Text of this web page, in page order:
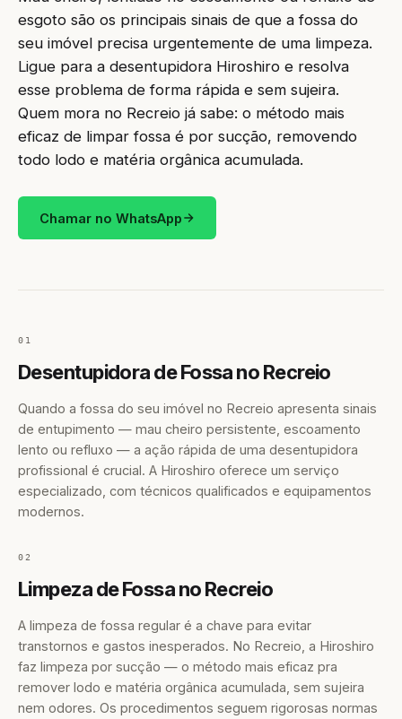
esgoto são os principais sinais de que a fossa do
seu imóvel precisa urgentemente de uma limpeza.
Ligue para a desentupidora Hiroshiro e resolva
esse problema de forma rápida e sem sujeira.
Quem mora no Recreio já sabe: o método mais
eficaz de limpar fossa é por sucção, removendo
todo lodo e matéria orgânica acumulada.
Chamar no WhatsApp
01
Desentupidora de Fossa no Recreio
Quando a fossa do seu imóvel no Recreio apresenta sinais
de entupimento — mau cheiro persistente, escoamento
lento ou refluxo — a ação rápida de uma desentupidora
profissional é crucial. A Hiroshiro oferece um serviço
especializado, com técnicos qualificados e equipamentos
modernos.
02
Limpeza de Fossa no Recreio
A limpeza de fossa regular é a chave para evitar
transtornos e gastos inesperados. No Recreio, a Hiroshiro
faz limpeza por sucção — o método mais eficaz pra
remover lodo e matéria orgânica acumulada, sem sujeira
nem odores. Os procedimentos seguem rigorosas normas